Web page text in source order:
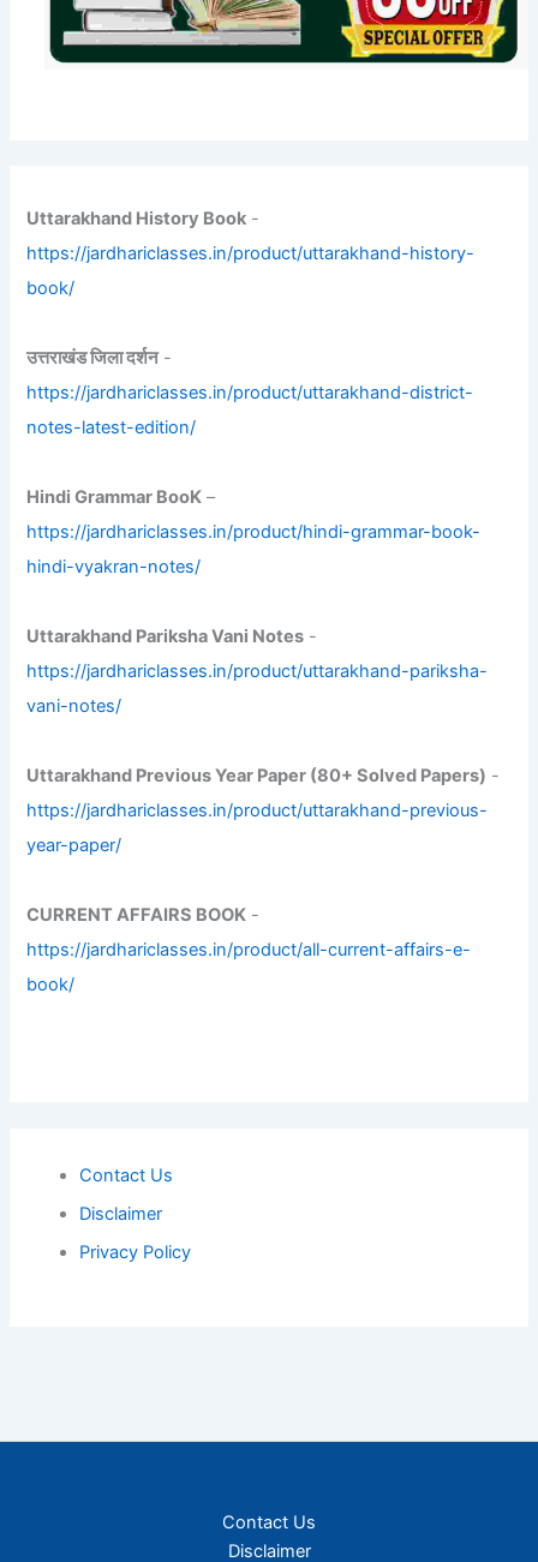
Uttarakhand History Book -
https://jardhariclasses.in/product/uttarakhand-history-
book/
उत्तराखंड जिला दर्शन-
https://jardhariclasses.in/product/uttarakhand-district-
notes-latest-edition/
Hindi Grammar BooK –
https://jardhariclasses.in/product/hindi-grammar-book-
hindi-vyakran-notes/
Uttarakhand Pariksha Vani Notes -
https://jardhariclasses.in/product/uttarakhand-pariksha-
vani-notes/
Uttarakhand Previous Year Paper (80+ Solved Papers) -
https://jardhariclasses.in/product/uttarakhand-previous-
year-paper/
CURRENT AFFAIRS BOOK -
https://jardhariclasses.in/product/all-current-affairs-e-
book/
Contact Us
Disclaimer
Privacy Policy
Contact Us
Disclaimer